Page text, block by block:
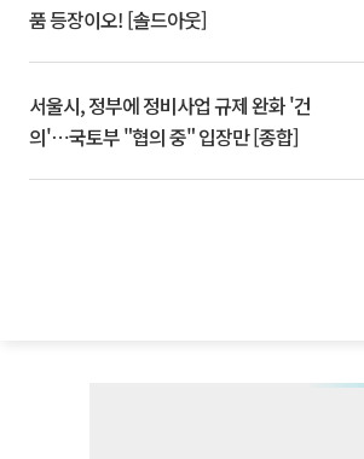
품 등장이오! [솔드아웃]
서울시, 정부에 정비사업 규제 완화 '건
의'⋯국토부 "협의 중" 입장만 [종합]